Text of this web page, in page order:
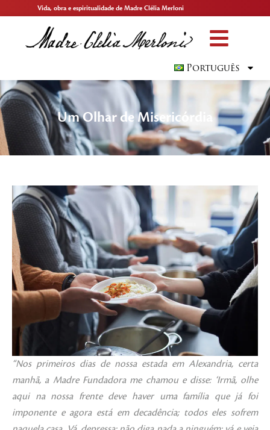
Vida, obra e espiritualidade de Madre Clélia Merloni
Português
Um Olhar de Misericórdia
“Nos primeiros dias de nossa estada em Alexandria, certa
manhã, a Madre Fundadora me chamou e disse: ‘Irmã, olhe
aqui na nossa frente deve haver uma família que já foi
imponente e agora está em decadência; todos eles sofrem